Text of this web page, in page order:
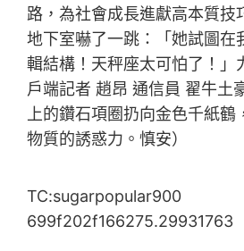
路，為社會成長進獻高本質技
地下室嚇了一跳：「她試圖在
輯結構！天秤座太可怕了！」
戶端記者 趙昂 通信員 翟牛土
上的鑽石項圈扔向金色千紙鶴
物質的誘惑力。慎安）
TC:sugarpopular900
699f202f166275.29931763